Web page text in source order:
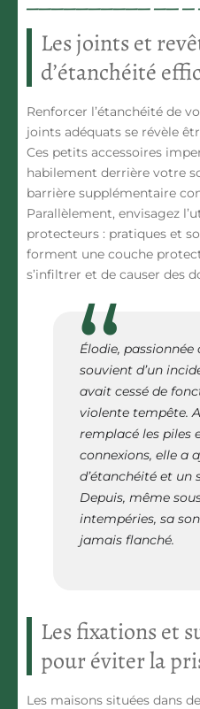
Les joints et
d’étanchéité
Renforcer l’étanchéité de
joints adéquats se révèle
Ces petits accessoires
habilement derrière votre
barrière supplémentaire
Parallèlement, envisagez
protecteurs : pratiques et
forment une couche
s’infiltrer et de causer des
Élodie, passionnée
souvient d’un
avait cessé de
violente tempête.
remplacé les piles
connexions, elle a
d’étanchéité et un
Depuis, même
intempéries, sa
jamais flanché.
Les fixations et
pour éviter la
Les maisons situées dans